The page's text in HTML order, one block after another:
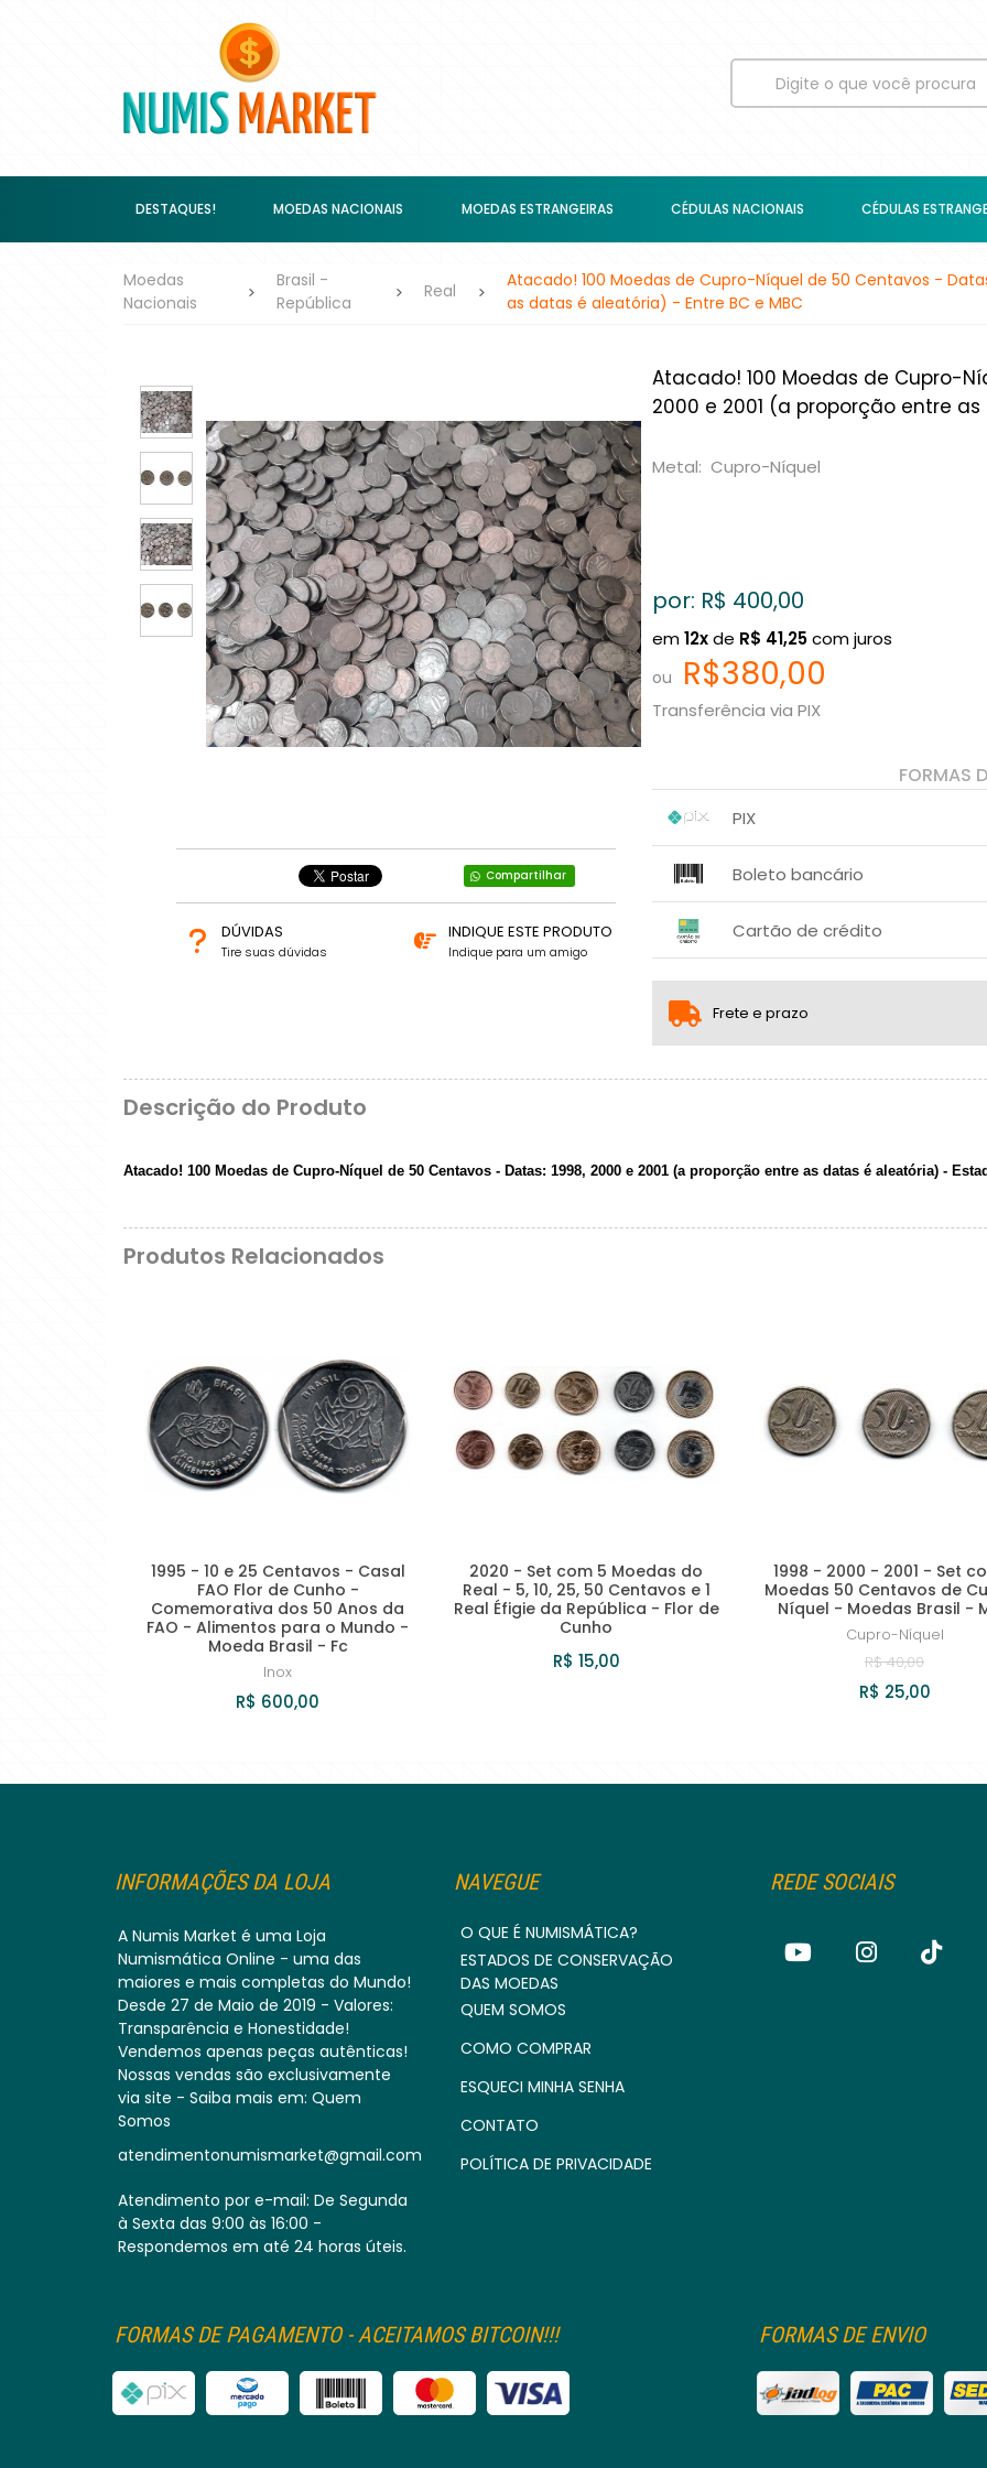
DESTAQUES! MOEDAS NACIONAIS MOEDAS ESTRANGEIRAS CÉDULAS NACIONAIS CÉDULAS
Moedas
Nacionais
Brasil -
República
Real
Atacado! 100 Moedas de Cupro-Níquel de 50 Centavos -
as datas é aleatória) - Entre BC e MBC
Compartilhar
DÚVIDAS
Tire suas dúvidas
INDIQUE ESTE PRODUTO
Indique para um amigo
Atacado! 100 Moedas de Cupro-
2000 e 2001 (a proporção entre
Metal: Cupro-Níquel
por: R$ 400,00
em12xde R$ 41,25com juros
ou R$380,00
Transferência via PIX
FORMAS
PIX
Boleto bancário
Cartão de crédito
3x com juros de R$ 144,59
Frete e prazo
Descrição do Produto
Atacado! 100 Moedas de Cupro-Níquel de 50 Centavos - Datas: 1998, 2000 e 2001 (a proporção entre as datas é aleatória) -
Produtos Relacionados
1995 - 10 e 25 Centavos - Casal
FAO Flor de Cunho -
Comemorativa dos 50 Anos da
FAO - Alimentos para o Mundo -
Moeda Brasil - Fc
Inox
R$ 600,00
2020 - Set com 5 Moedas do
Real - 5, 10, 25, 50 Centavos e 1
Real Éfigie da República - Flor de
Cunho
R$ 15,00
1998 - 2000 - 2001 - Set
Moedas 50 Centavos de
Níquel - Moedas Brasil -
Cupro-Níquel
R$ 40,00
R$ 25,00
INFORMAÇÕES DA LOJA
A Numis Market é uma Loja
Numismática Online - uma das
maiores e mais completas do Mundo!
Desde 27 de Maio de 2019 - Valores:
Transparência e Honestidade!
Vendemos apenas peças autênticas!
Nossas vendas são exclusivamente
via site - Saiba mais em: Quem
Somos
atendimentonumismarket@gmail.com
Atendimento por e-mail: De Segunda
à Sexta das 9:00 às 16:00 -
Respondemos em até 24 horas úteis.
NAVEGUE
O QUE É NUMISMÁTICA?
ESTADOS DE CONSERVAÇÃO
DAS MOEDAS
QUEM SOMOS
COMO COMPRAR
ESQUECI MINHA SENHA
CONTATO
POLÍTICA DE PRIVACIDADE
REDE SOCIAIS
FORMAS DE PAGAMENTO - ACEITAMOS BITCOIN!!! FORMAS DE ENVIO